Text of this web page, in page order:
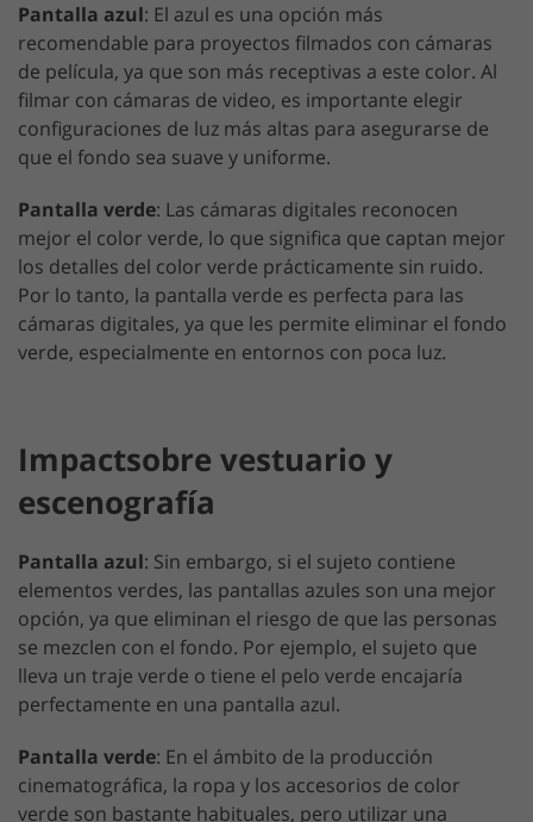
Pantalla azul: El azul es una opción más
recomendable para proyectos filmados con cámaras
de película, ya que son más receptivas a este color. Al
filmar con cámaras de video, es importante elegir
configuraciones de luz más altas para asegurarse de
que el fondo sea suave y uniforme.
Pantalla verde: Las cámaras digitales reconocen
mejor el color verde, lo que significa que captan mejor
los detalles del color verde prácticamente sin ruido.
Por lo tanto, la pantalla verde es perfecta para las
cámaras digitales, ya que les permite eliminar el fondo
verde, especialmente en entornos con poca luz.
Impactsobre vestuario y
escenografía
Pantalla azul: Sin embargo, si el sujeto contiene
elementos verdes, las pantallas azules son una mejor
opción, ya que eliminan el riesgo de que las personas
se mezclen con el fondo. Por ejemplo, el sujeto que
lleva un traje verde o tiene el pelo verde encajaría
perfectamente en una pantalla azul.
Pantalla verde: En el ámbito de la producción
cinematográfica, la ropa y los accesorios de color
verde son bastante habituales, pero utilizar una